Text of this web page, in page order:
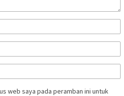
web saya pada peramban ini untuk